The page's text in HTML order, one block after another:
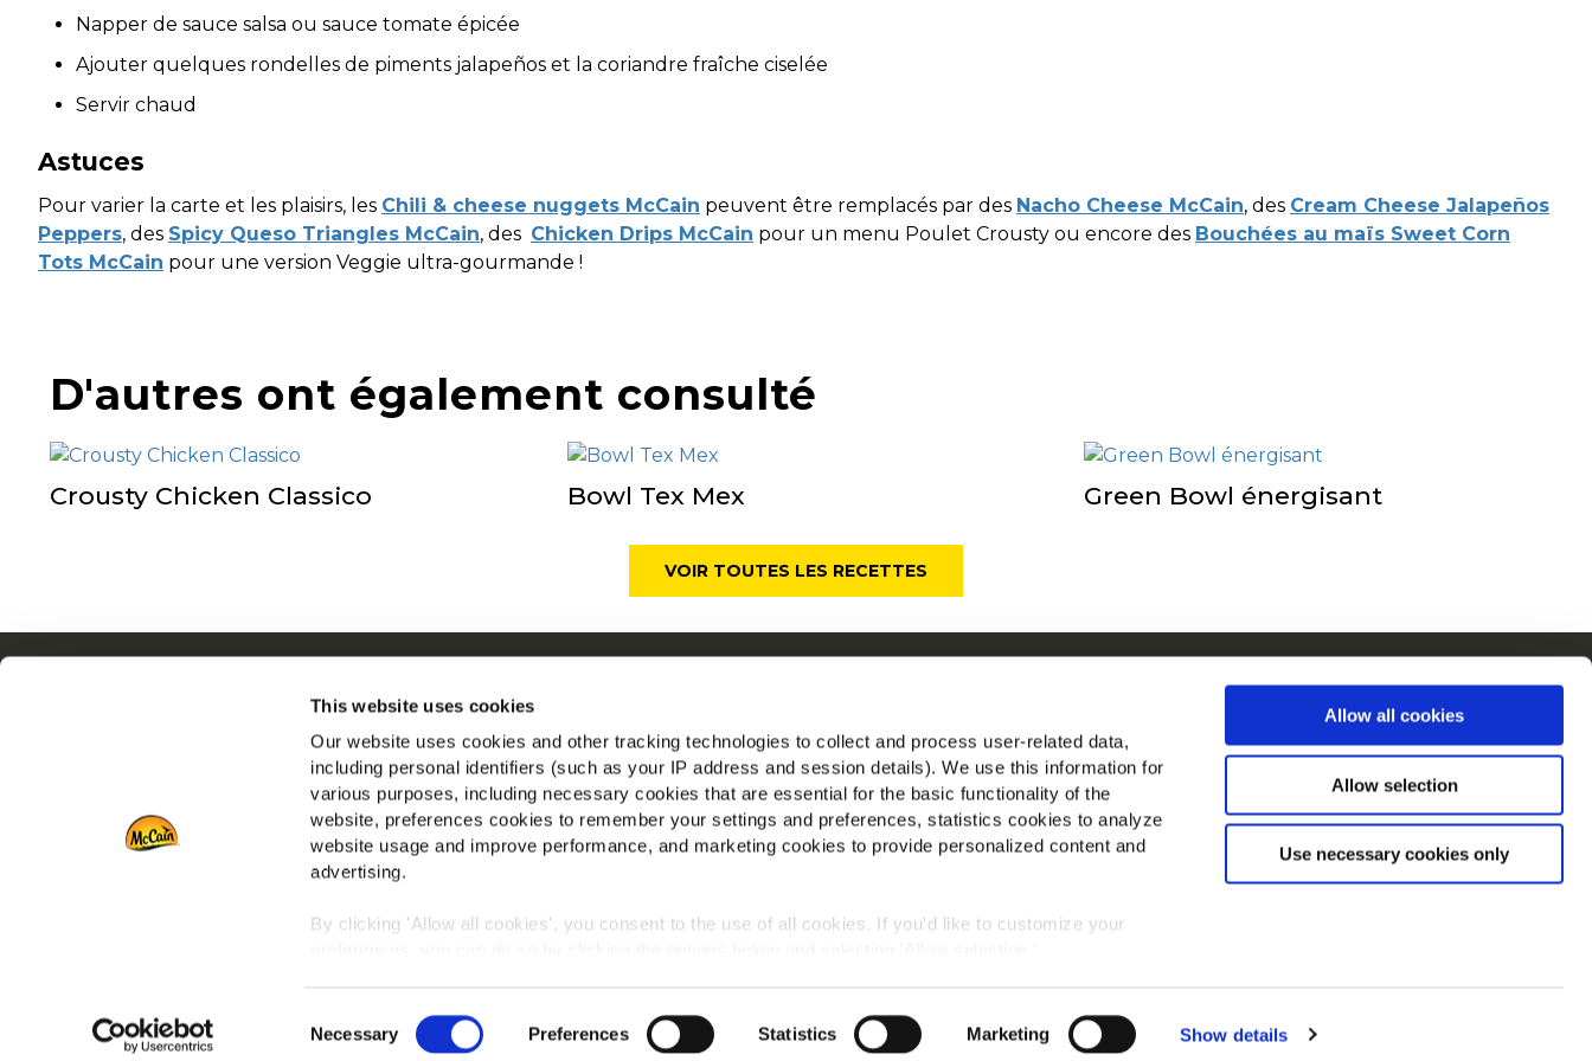
This website uses cookies
Our website uses cookies and other tracking technologies to collect and process user-related data,
including personal identifiers (such as your IP address and session details). We use this information for
various purposes, including necessary cookies that are essential for the basic functionality of the
website, preferences cookies to remember your settings and preferences, statistics cookies to analyze
website usage and improve performance, and marketing cookies to provide personalized content and
advertising.
By clicking 'Allow all cookies', you consent to the use of all cookies. If you'd like to customize your
any time by clicking on the "Cookies" link in the footer of the page.
Selection
Necessary Preferences Statistics Marketing Show details
Allow all cookies
Allow selection
Use necessary cookies only
Napper de sauce salsa ou sauce tomate épicée
Ajouter quelques rondelles de piments jalapeños et la coriandre fraîche ciselée
Servir chaud
Astuces
Pour varier la carte et les plaisirs, les Chili & cheese nuggets McCain peuvent être remplacés par des Nacho Cheese McCain, des Cream Cheese Jalapeños
Peppers, des Spicy Queso Triangles McCain, des Chicken Drips McCain pour un menu Poulet Crousty ou encore des Bouchées au maïs Sweet Corn
Tots McCain pour une version Veggie ultra-gourmande !
D'autres ont également consulté
Crousty Chicken Classico Bowl Tex Mex Green Bowl énergisant
VOIR TOUTES LES RECETTES
Inspiration
Téléchargements
Nos racines nous engagent
Espace Agriculteurs
Recrutement
News
FAQ
McCain en Europe
Trouvez-nous sur
©2026 McCain® Foods Limited | All rights reserved